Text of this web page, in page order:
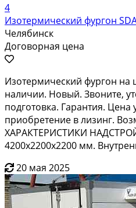
4
Изотермический фургон
Челябинск
Договорная цена
Изотермический фургон на
наличии. Новый. Звоните,
подготовка. Гарантия.
приобретение в лизинг.
ХАРАКТЕРИСТИКИ
4200х2200х2200 мм.
20 мая 2025